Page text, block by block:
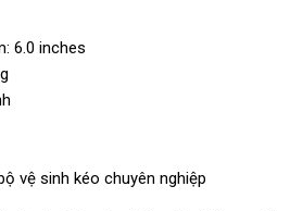
6.0 inches
vệ sinh kéo chuyên nghiệp